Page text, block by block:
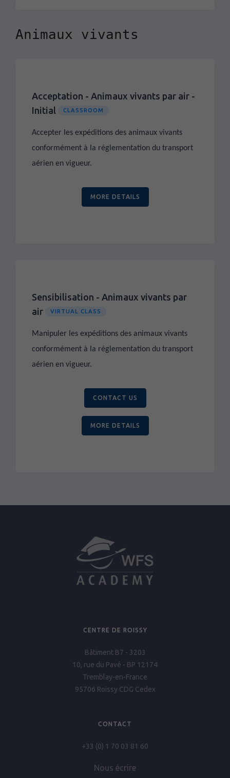
Animaux vivants
Acceptation - Animaux vivants par air -
Initial
CLASSROOM
Accepter les expéditions des animaux vivants
conformément à la réglementation du transport
aérien en vigueur.
MORE DETAILS
Sensibilisation - Animaux vivants par
air
VIRTUAL CLASS
Manipuler les expéditions des animaux vivants
conformément à la réglementation du transport
aérien en vigueur.
CONTACT US
MORE DETAILS
CENTRE DE ROISSY
Bâtiment B7 - 3203
10, rue du Pavé - BP 12174
Tremblay-en-France
95706 Roissy CDG Cedex
CONTACT
+33 (0) 1 70 03 81 60
Nous écrire